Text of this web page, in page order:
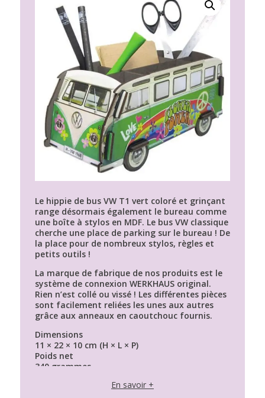
Le hippie de bus VW T1 vert coloré et grinçant
range désormais également le bureau comme
une boîte à stylos en MDF. Le bus VW classique
cherche une place de parking sur le bureau ! De
la place pour de nombreux stylos, règles et
petits outils !
La marque de fabrique de nos produits est le
système de connexion WERKHAUS original.
Rien n’est collé ou vissé ! Les différentes pièces
sont facilement reliées les unes aux autres
grâce aux anneaux en caoutchouc fournis.
Dimensions
11 × 22 × 10 cm (H × L × P)
Poids net
340 grammes
En savoir +